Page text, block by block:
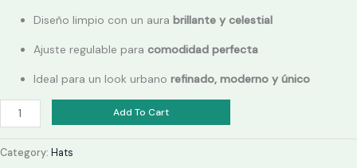
Diseño limpio con un aura brillante y celestial
Ajuste regulable para comodidad perfecta
Ideal para un look urbano refinado, moderno y único
Add To Cart
Category: Hats